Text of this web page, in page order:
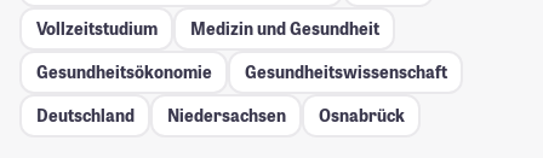
Vollzeitstudium
Medizin und Gesundheit
Gesundheitsökonomie
Gesundheitswissenschaft
Deutschland
Niedersachsen Osnabrück